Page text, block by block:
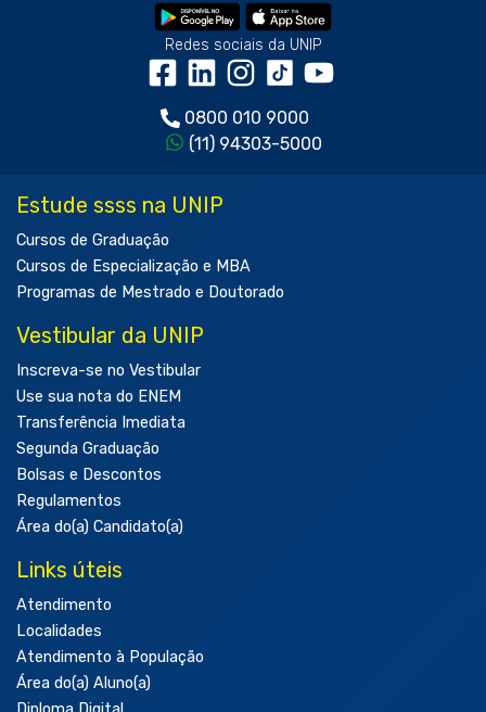
Redes sociais da UNIP
0800 010 9000
(11) 94303-5000
Estude ssss na UNIP
Cursos de Graduação
Cursos de Especialização e MBA
Programas de Mestrado e Doutorado
Vestibular da UNIP
Inscreva-se no Vestibular
Use sua nota do ENEM
Transferência Imediata
Segunda Graduação
Bolsas e Descontos
Regulamentos
Área do(a) Candidato(a)
Links úteis
Atendimento
Localidades
Atendimento à População
Área do(a) Aluno(a)